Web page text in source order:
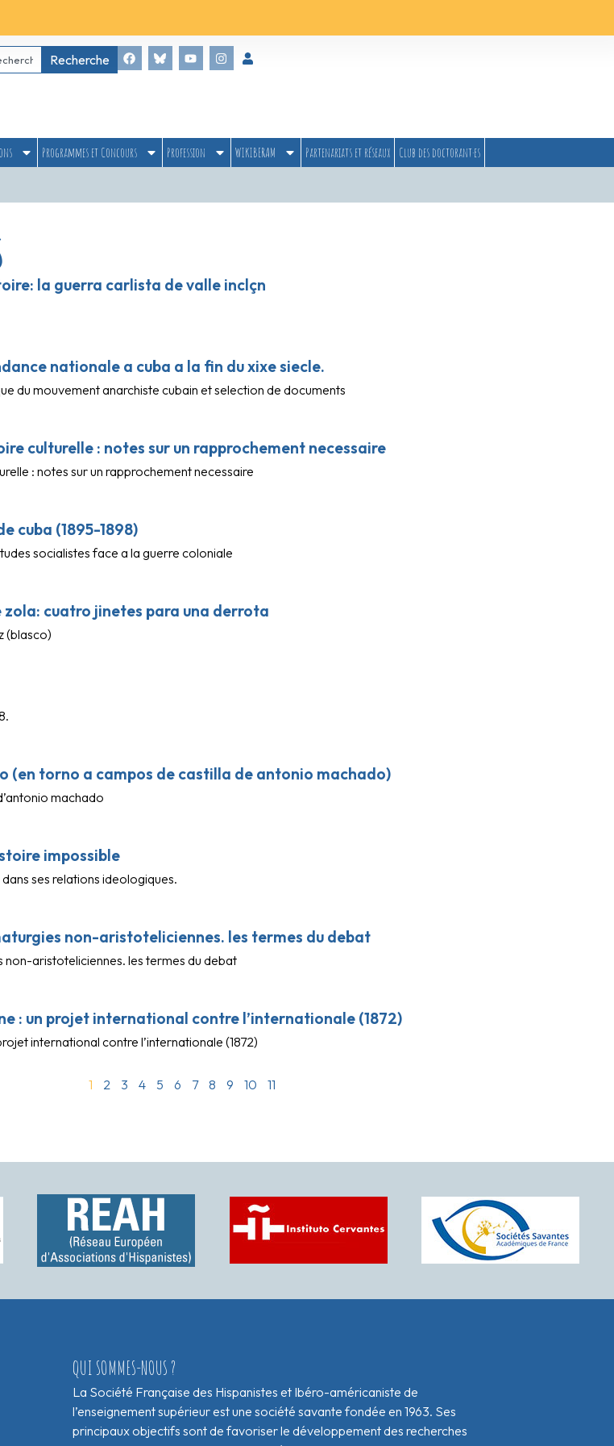
Recherche
Programmes et Concours Profession WIKIBERAM Partenariats et réseaux
Club des doctorant·es
la guerra carlista de valle inclçn
nationale a cuba a la fin du xixe siecle.
du mouvement anarchiste cubain et selection de documents
culturelle : notes sur un rapprochement necessaire
: notes sur un rapprochement necessaire
cuba (1895-1898)
socialistes face a la guerre coloniale
zola: cuatro jinetes para una derrota
(blasco)
(en torno a campos de castilla de antonio machado)
machado
impossible
ses relations ideologiques.
non-aristoteliciennes. les termes du debat
non-aristoteliciennes. les termes du debat
: un projet international contre l’internationale (1872)
international contre l’internationale (1872)
1
2 3 4 5 6 7 8 9 10 11
QUI SOMMES-NOUS ?
La Société Française des Hispanistes et Ibéro-américaniste de
l’enseignement supérieur est une société savante fondée en 1963. Ses
principaux objectifs sont de favoriser le développement des recherches